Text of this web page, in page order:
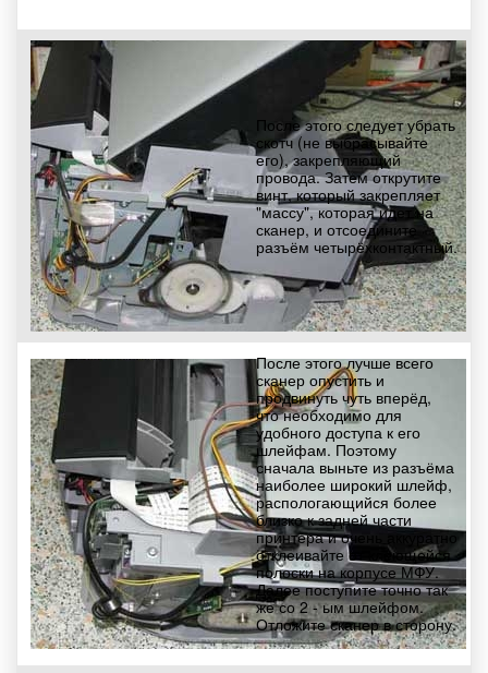
После этого следует убрать
скотч (не выбрасывайте
его), закрепляющий
провода. Затем открутите
винт, который закрепляет
"массу", которая идет на
сканер, и отсоедините
разъём четырёхконтактный.
После этого лучше всего
сканер опустить и
продвинуть чуть вперёд,
что необходимо для
удобного доступа к его
шлейфам. Поэтому
сначала выньте из разъёма
наиболее широкий шлейф,
распологающийся более
близко к задней части
принтера и очень аккуратно
отклеивайте от клеющейся
полоски на корпусе МФУ.
Далее поступите точно так
же со 2 - ым шлейфом.
Отложите сканер в сторону.